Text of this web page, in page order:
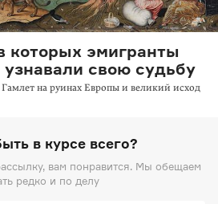
которых эмигранты
свою судьбу
на руинах Европы и великий исход
в курсе всего?
вам понравится. Мы обещаем
редко и по делу